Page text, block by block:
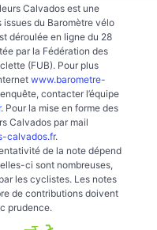
Calvados est une
du Baromètre vélo
déroulée en ligne du 28
par la Fédération des
(FUB). Pour plus
www.barometre-
contacter l’équipe
. Pour la mise en forme des
Calvados par mail
calvados.fr.
de la note dépend
ci sont nombreuses,
les cyclistes. Les notes
de contributions doivent
prudence.